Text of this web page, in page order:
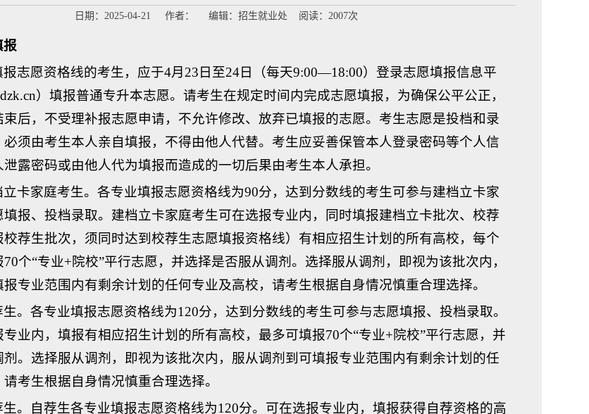
日期：2025-04-21 作者： 编辑：招生就业处 阅读：2007次
报
志愿资格线的考生，应于4月23日至24日（每天9:00—18:00）登录志愿填报信息平
）填报普通专升本志愿。请考生在规定时间内完成志愿填报，为确保公平公正，
束后，不受理补报志愿申请，不允许修改、放弃已填报的志愿。考生志愿是投档和录
须由考生本人亲自填报，不得由他人代替。考生应妥善保管本人登录密码等个人信
露密码或由他人代为填报而造成的一切后果由考生本人承担。
立卡家庭考生。各专业填报志愿资格线为90分，达到分数线的考生可参与建档立卡家
填报、投档录取。建档立卡家庭考生可在选报专业内，同时填报建档立卡批次、校荐
校荐生批次，须同时达到校荐生志愿填报资格线）有相应招生计划的所有高校，每个
个“专业+院校”平行志愿，并选择是否服从调剂。选择服从调剂，即视为该批次内，
专业范围内有剩余计划的任何专业及高校，请考生根据自身情况慎重合理选择。
生。各专业填报志愿资格线为120分，达到分数线的考生可参与志愿填报、投档录取。
业内，填报有相应招生计划的所有高校，最多可填报70个“专业+院校”平行志愿，并
剂。选择服从调剂，即视为该批次内，服从调剂到可填报专业范围内有剩余计划的任
考生根据自身情况慎重合理选择。
生。自荐生各专业填报志愿资格线为120分。可在选报专业内，填报获得自荐资格的高